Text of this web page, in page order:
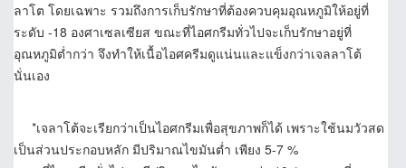
ลาโต โดยเฉพาะ รวมถึงการเก็บรักษาที่ต้องควบคุมอุณหภูมิให้อยู่ที่
ระดับ -18 องศาเซลเซียส ขณะที่ไอศกรีมทั่วไปจะเก็บรักษาอยู่ที่
อุณหภูมิต่ำกว่า จึงทำให้เนื้อไอศครีมดูแน่นและแข็งกว่าเจลลาโต้
นั่นเอง
*เจลาโต้จะเรียกว่าเป็นไอศกรีมเพื่อสุขภาพก็ได้ เพราะใช้นมวัวสด
เป็นส่วนประกอบหลัก มีปริมาณไขมันต่ำ เพียง 5-7 %